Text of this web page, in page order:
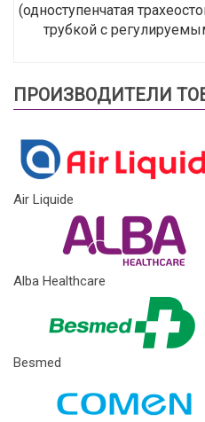
(одноступенчатая
трубкой с
ПРОИЗВОДИТЕЛИ
Air Liquide
Alba Healthcare
Besmed